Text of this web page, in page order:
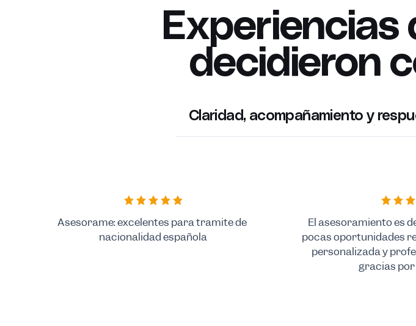
Experiencias
decidieron
Claridad, acompañamiento y
Asesorame: excelentes para tramite de
nacionalidad española
El asesoramiento es
pocas oportunidades
personalizada y
gracias por